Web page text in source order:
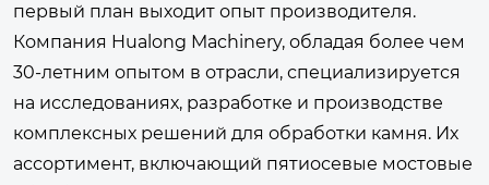
первый план выходит опыт производителя.
Компания Hualong Machinery, обладая более чем
30-летним опытом в отрасли, специализируется
на исследованиях, разработке и производстве
комплексных решений для обработки камня. Их
ассортимент, включающий пятиосевые мостовые